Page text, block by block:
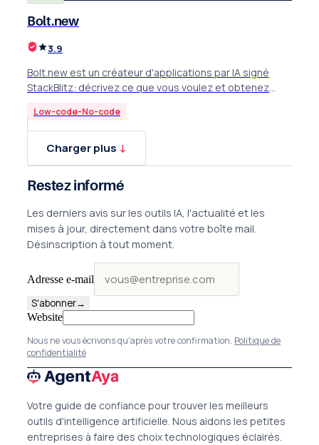
Bolt.new
3.9
Bolt.new est un créateur d'applications par IA signé
StackBlitz: décrivez ce que vous voulez et obtenez
Low-code-No-code
Charger plus ↓
Restez informé
Les derniers avis sur les outils IA, l'actualité et les
mises à jour, directement dans votre boîte mail.
Désinscription à tout moment.
Adresse e-mail
S'abonner→
Website
Nous ne vous écrivons qu'après votre confirmation. Politique de
confidentialité
Votre guide de confiance pour trouver les meilleurs
outils d'intelligence artificielle. Nous aidons les petites
entreprises à faire des choix technologiques éclairés.